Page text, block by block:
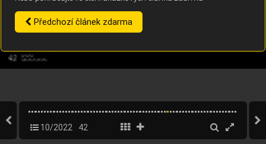
10/2022 42
Předchozí článek zdarma